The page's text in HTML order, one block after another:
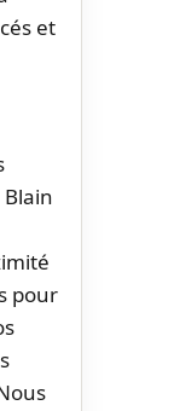
et
pour